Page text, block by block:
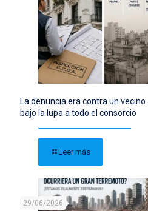
La denuncia era contra un
bajo la lupa a todo el consorcio
Leer más
29/06/2026